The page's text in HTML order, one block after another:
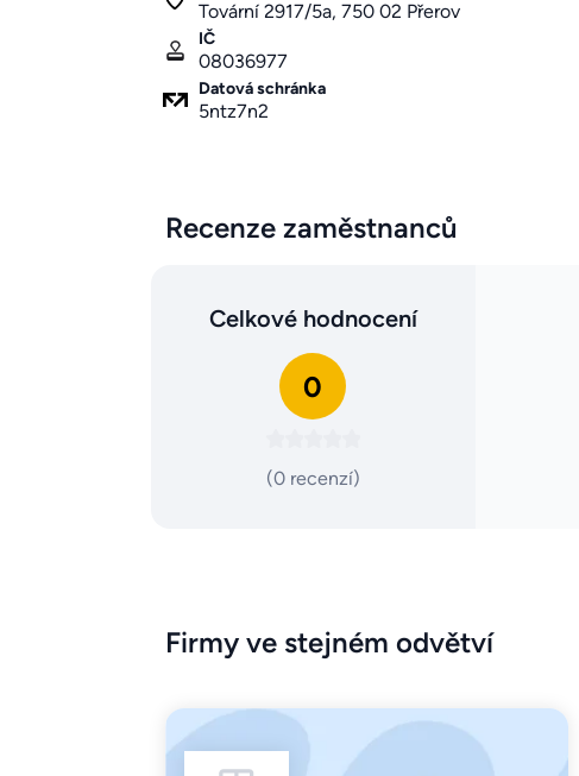
Tovární 2917/5a, 750 02 Přerov
IČ
08036977
Datová schránka
5ntz7n2
Recenze zaměstnanců
Celkové hodnocení
0
(0 recenzí)
Firmy ve stejném odvětví